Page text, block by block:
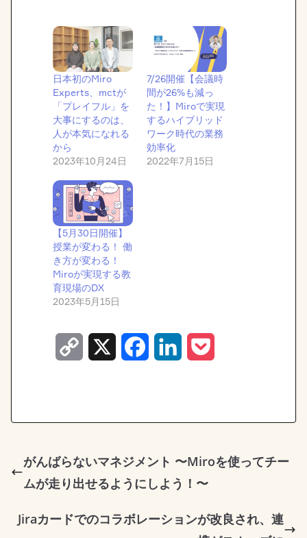
日本初のMiro
Experts、mctが
「プレイフル」を
大事にするのは、
人が本気になれる
から
2023年10月24日
7/26開催【会議時
間が26%も減っ
た！】Miroで実現
するハイブリッド
ワーク時代の業務
効率化
2022年7月15日
【5月30日開催】
授業が変わる！ 働
き方が変わる！
Miroが実現する教
育現場のDX
2023年5月15日
L
i
n
b
o
e
e
がんばらないマネジメント 〜Miroを使ってチー
ムが走り出せるようにしよう！〜
Jiraカードでのコラボレーションが改良され、連